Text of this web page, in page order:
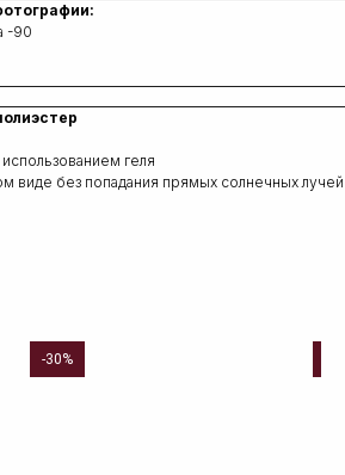
-90
геля
виде без попадания прямых солнечных лучей
-30%